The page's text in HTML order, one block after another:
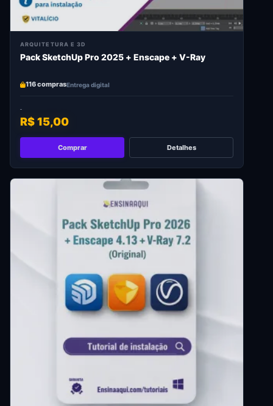
ARQUITETURA E 3D
Pack SketchUp Pro 2025 + Enscape + V-Ray
116 comprasEntrega digital
R$ 15,00
Comprar Detalhes